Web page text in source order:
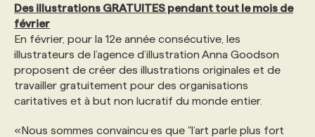
Des illustrations GRATUITES pendant tout le mois de
février
En février, pour la 12e année consécutive, les
illustrateurs de l’agence d’illustration Anna Goodson
proposent de créer des illustrations originales et de
travailler gratuitement pour des organisations
caritatives et à but non lucratif du monde entier.
«Nous sommes convaincu·es que "l’art parle plus fort